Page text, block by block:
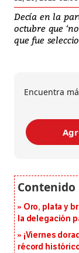
Decía en la
octubre que
que fue
Encuentra
Oro, plata y
la delegación
¡Viernes
récord